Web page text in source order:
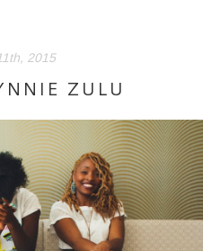
PARUTIONS
BONNES
CONTACTS
2015
ZULU